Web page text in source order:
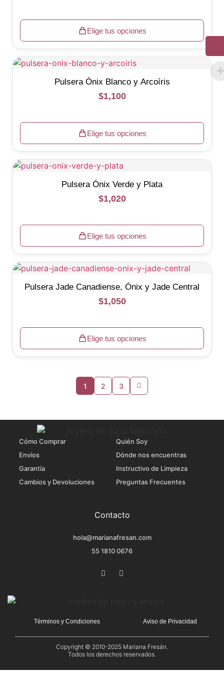
Elige tus opciones
Pulsera Ónix Blanco y Arcoíris
$1,100
Elige tus opciones
Pulsera Ónix Verde y Plata
$1,020
Elige tus opciones
Pulsera Jade Canadiense, Ónix y Jade Central
$1,050
Elige tus opciones
1 2 3
Cómo Comprar
Envíos
Garantía
Cambios y Devoluciones
Quién Soy
Dónde nos encuentras
Instructivo de Limpieza
Preguntas Frecuentes
Contacto
hola@marianafresan.com
55 1810 0676
Términos y Condiciones Aviso de Privacidad
Copyright © 2010-2025 Mariana Fresán.
Todos los derechos reservados.